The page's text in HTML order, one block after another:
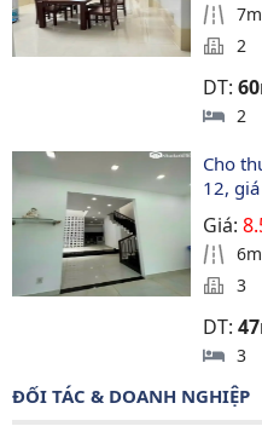
7m
2
DT:
2
Cho
12,
Giá:
6m
3
DT:
3
ĐỐI TÁC & DOANH NGHIỆP